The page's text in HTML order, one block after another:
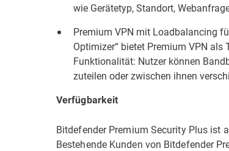
wie Gerätetyp, Standort,
Premium VPN mit Loadbalancing
Optimizer“ bietet Premium VPN
Funktionalität: Nutzer können
zuteilen oder zwischen ihnen
Verfügbarkeit
Bitdefender Premium Security Plus ist
Bestehende Kunden von Bitdefender